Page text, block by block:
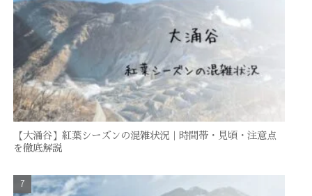
【大涌谷】紅葉シーズンの混雑状況｜時間帯・見頃・注意点
を徹底解説